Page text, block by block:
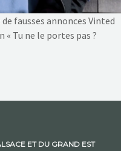
fausses annonces Vinted
Tu ne le portes pas ?
ET DU GRAND EST